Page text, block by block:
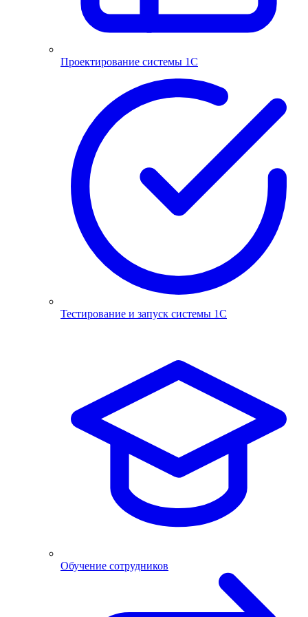
Проектирование системы 1С
Тестирование и запуск системы 1С
Обучение сотрудников